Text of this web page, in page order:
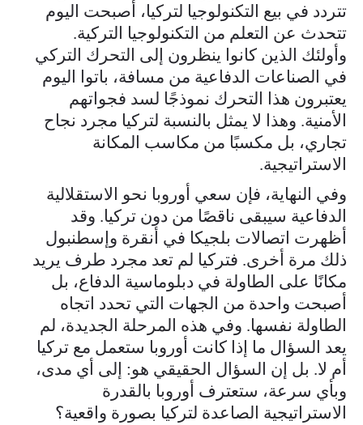
تتردد في بيع التكنولوجيا لتركيا، أصبحت اليوم
تتحدث عن التعلم من التكنولوجيا التركية.
وأولئك الذين كانوا ينظرون إلى التحرك التركي
في الصناعات الدفاعية من مسافة، باتوا اليوم
يعتبرون هذا التحرك نموذجًا لسد فجواتهم
الأمنية. وهذا لا يمثل بالنسبة لتركيا مجرد نجاح
تجاري، بل مكسبًا من مكاسب المكانة
الاستراتيجية.
وفي النهاية، فإن سعي أوروبا نحو الاستقلالية
الدفاعية سيبقى ناقصًا من دون تركيا. وقد
أظهرت اتصالات بلجيكا في أنقرة وإسطنبول
ذلك مرة أخرى. فتركيا لم تعد مجرد طرف يريد
مكانًا على الطاولة في دبلوماسية الدفاع، بل
أصبحت واحدة من الجهات التي تحدد اتجاه
الطاولة نفسها. وفي هذه المرحلة الجديدة، لم
يعد السؤال ما إذا كانت أوروبا ستعمل مع تركيا
أم لا. بل إن السؤال الحقيقي هو: إلى أي مدى،
وبأي سرعة، ستعترف أوروبا بالقدرة
الاستراتيجية الصاعدة لتركيا بصورة واقعية؟